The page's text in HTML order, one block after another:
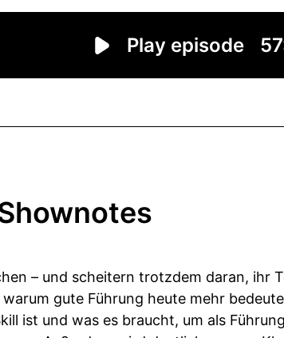
– und scheitern trotzdem daran, ihr
gute Führung heute mehr
ist und was es braucht, um als